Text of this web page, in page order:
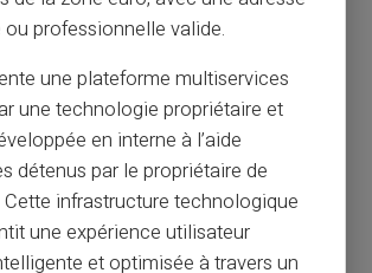
facilitera vos démarches
votre bonne foi.
fichage
connue, adoptez les bons
lesmoyens de paiement à risque
si vous avez des difficultés de
professionnelle valide.
une plateforme multiservices
une technologie propriétaire et
en interne à l’aide
détenus par le propriétaire de
Cette infrastructure technologique
une expérience utilisateur
et optimisée à travers un